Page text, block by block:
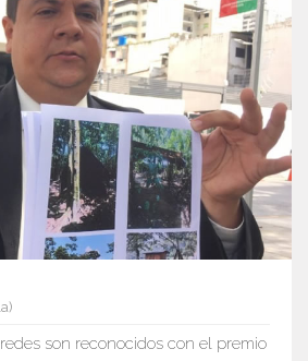
son reconocidos con el premio